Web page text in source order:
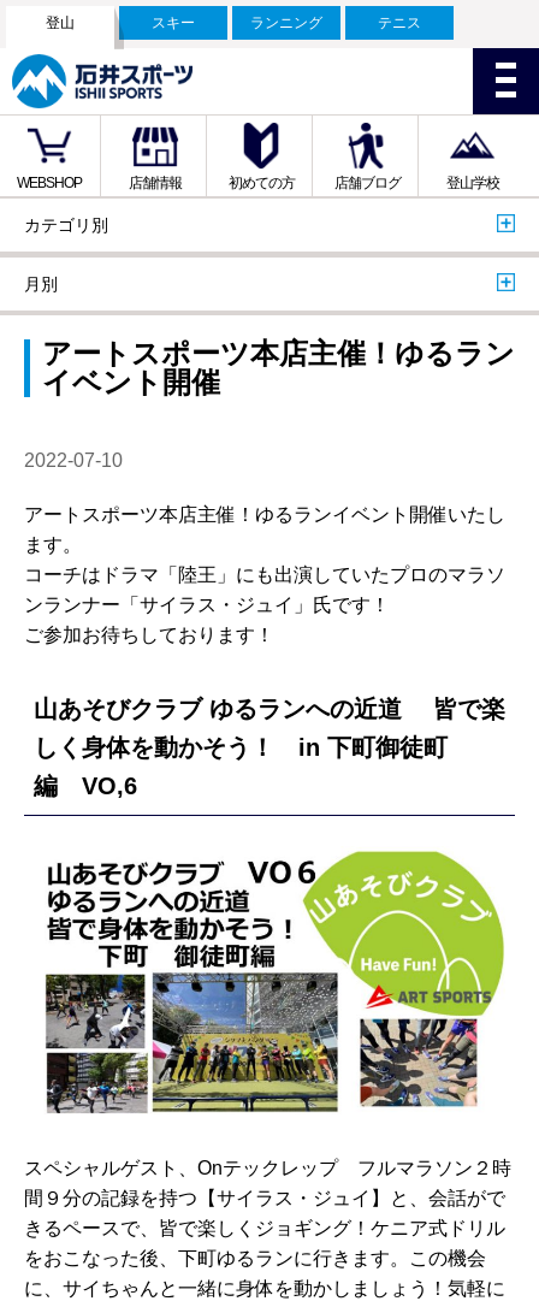
登山 スキー ランニング テニス
WEBSHOP 店舗情報 初めての方 店舗ブログ 登山学校
カテゴリ別
月別
アートスポーツ本店主催！ゆるラン
イベント開催
2022-07-10
アートスポーツ本店主催！ゆるランイベント開催いたし
ます。
コーチはドラマ「陸王」にも出演していたプロのマラソ
ンランナー「サイラス・ジュイ」氏です！
ご参加お待ちしております！
山あそびクラブ ゆるランへの近道 皆で楽
しく身体を動かそう！ in 下町御徒町
編 VO,6
スペシャルゲスト、Onテックレップ フルマラソン２時
間９分の記録を持つ【サイラス・ジュイ】と、会話がで
きるペースで、皆で楽しくジョギング！ケニア式ドリル
をおこなった後、下町ゆるランに行きます。この機会
に、サイちゃんと一緒に身体を動かしましょう！気軽に